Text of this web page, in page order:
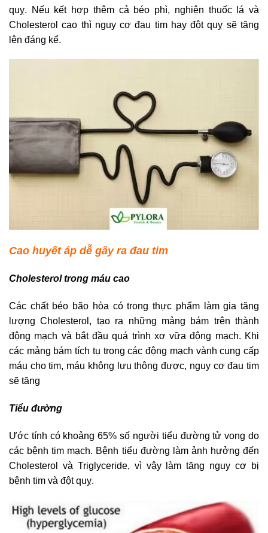
quỵ. Nếu kết hợp thêm cả béo phì, nghiện thuốc lá và
Cholesterol cao thì nguy cơ đau tim hay đột quỵ sẽ tăng
lên đáng kể.
Cao huyết áp dễ gây ra đau tim
Cholesterol trong máu cao
Các chất béo bão hòa có trong thực phẩm làm gia tăng
lượng Cholesterol, tạo ra những mảng bám trên thành
động mạch và bắt đầu quá trình xơ vữa động mạch. Khi
các mảng bám tích tụ trong các động mạch vành cung cấp
máu cho tim, máu không lưu thông được, nguy cơ đau tim
sẽ tăng
Tiểu đường
Ước tính có khoảng 65% số người tiểu đường tử vong do
các bệnh tim mạch. Bệnh tiểu đường làm ảnh hưởng đến
Cholesterol và Triglyceride, vì vậy làm tăng nguy cơ bị
bệnh tim và đột quỵ.